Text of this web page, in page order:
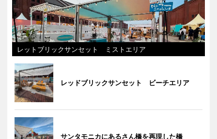
レットブリックサンセット ミストエリア
レッドブリックサンセット ビーチエリア
サンタモニカにあるさん橋を再現した橋